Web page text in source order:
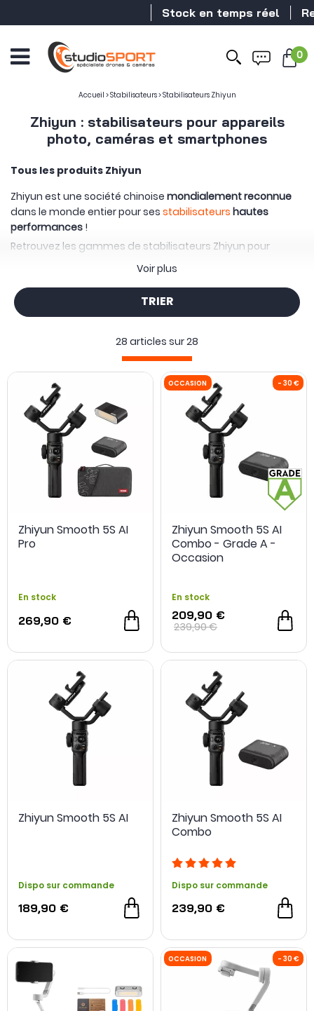
Stock en temps réel
0
Accueil >Stabilisateurs>Stabilisateurs Zhiyun
Zhiyun : stabilisateurs pour appareils
photo, caméras et smartphones
Tous les produits Zhiyun
Zhiyun est une société chinoise mondialement reconnue
dans le monde entier pour ses stabilisateurs hautes
performances !
Retrouvez les gammes de stabilisateurs Zhiyun pour
pour une caméra de cinéma
derniers modèlesdu moment comme le
tout dernierZhiyun Crane 3S
conçu pour les caméras
professionnelles, le
Zhiyun Weebill Sparfait pour les
filmakers ou encore le
Zhiyun Smooth-Q3dédié aux
smartphones. Retrouvez également les stabilisateurs
phares de la marque comme le
Zhiyun Crane 2S
plébiscité par lesréalisateurs de contenus.
Complétez votresetup vidéo grâce auxaccessoires
permettant de
booster les possibilités de votre
stabilisateur
: poignées, sacs à dos, fixations,
Follow Focus
Voir plus
TRIER
28 articles sur28
Zhiyun Smooth 5S AI
Pro
En stock
269,90 €
OCCASION
Zhiyun Smooth 5S AI
Combo - Grade A -
Occasion
En stock
209,90 €
239,90 €
Zhiyun Smooth 5S AI
Dispo sur commande
189,90 €
Zhiyun Smooth 5S AI
Combo
Dispo sur commande
239,90 €